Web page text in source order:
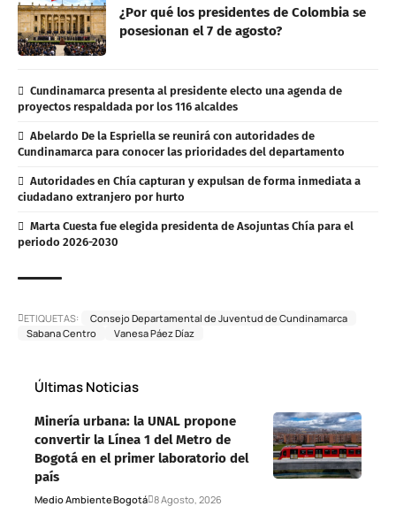
¿Por qué los presidentes de Colombia se
posesionan el 7 de agosto?
Cundinamarca presenta al presidente electo una agenda de
proyectos respaldada por los 116 alcaldes
Abelardo De la Espriella se reunirá con autoridades de
Cundinamarca para conocer las prioridades del departamento
Autoridades en Chía capturan y expulsan de forma inmediata a
ciudadano extranjero por hurto
Marta Cuesta fue elegida presidenta de Asojuntas Chía para el
periodo 2026-2030
ETIQUETAS:
Consejo Departamental de Juventud de Cundinamarca
Sabana Centro
Vanesa Páez Díaz
Últimas Noticias
Minería urbana: la UNAL propone
convertir la Línea 1 del Metro de
Bogotá en el primer laboratorio del
país
Medio AmbienteBogotá 8 Agosto, 2026